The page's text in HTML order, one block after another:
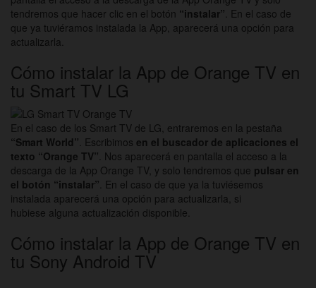
tendremos que hacer clic en el botón “instalar”. En el caso de
que ya tuviéramos instalada la App, aparecerá una opción para
actualizarla.
Cómo instalar la App de Orange TV en
tu Smart TV LG
En el caso de los Smart TV de LG, entraremos en la pestaña
“Smart World”. Escribimos en el buscador de aplicaciones el
texto “Orange TV”. Nos aparecerá en pantalla el acceso a la
descarga de la App Orange TV, y solo tendremos que pulsar en
el botón “instalar”. En el caso de que ya la tuviésemos
instalada aparecerá una opción para actualizarla, si
hubiese alguna actualización disponible.
Cómo instalar la App de Orange TV en
tu Sony Android TV